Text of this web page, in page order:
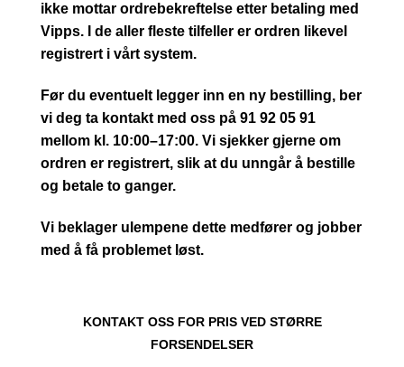
ikke mottar ordrebekreftelse etter betaling med
Vipps. I de aller fleste tilfeller er ordren likevel
registrert i vårt system.
Før du eventuelt legger inn en ny bestilling, ber
vi deg ta kontakt med oss på 91 92 05 91
mellom kl. 10:00–17:00. Vi sjekker gjerne om
ordren er registrert, slik at du unngår å bestille
og betale to ganger.
Vi beklager ulempene dette medfører og jobber
med å få problemet løst.
KONTAKT OSS FOR PRIS VED STØRRE
FORSENDELSER